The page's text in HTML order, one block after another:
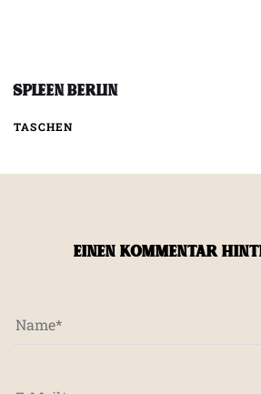
Spleen Berlin
TASCHEN
EINEN KOMMENTAR